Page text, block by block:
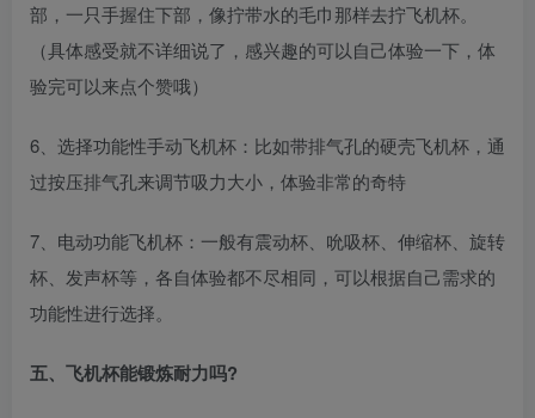
部，一只手握住下部，像拧带水的毛巾那样去拧飞机杯。
（具体感受就不详细说了，感兴趣的可以自己体验一下，体
验完可以来点个赞哦）
6、选择功能性手动飞机杯：比如带排气孔的硬壳飞机杯，通
过按压排气孔来调节吸力大小，体验非常的奇特
7、电动功能飞机杯：一般有震动杯、吮吸杯、伸缩杯、旋转
杯、发声杯等，各自体验都不尽相同，可以根据自己需求的
功能性进行选择。
五、飞机杯能锻炼耐力吗?